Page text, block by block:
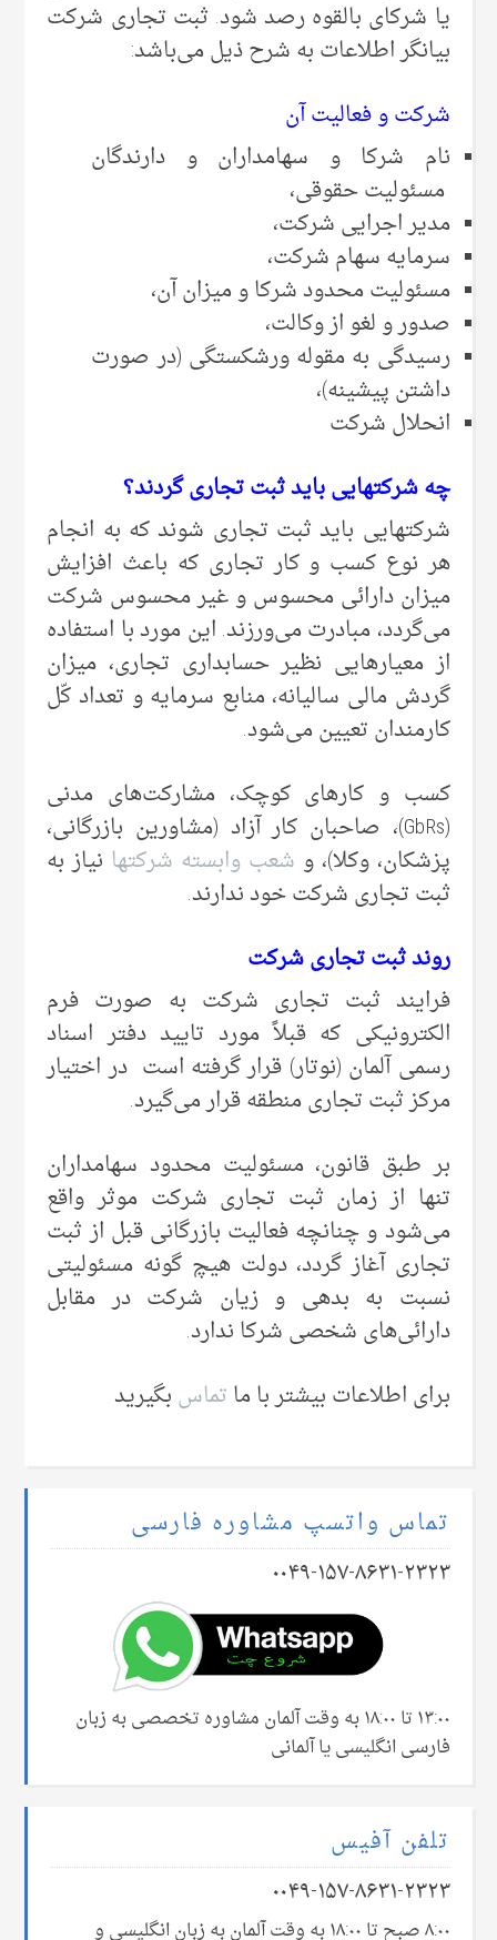
یا شرکای بالقوه رصد شود. ثبت تجاری شرکت
بیانگر اطلاعات به شرح ذیل می‌‌باشد:
شرکت و فعالیت آن
نام شرکا و سهامداران و دارندگان
مسئولیت حقوقی،
مدیر اجرایی شرکت،
سرمایه سهام شرکت،
مسئولیت محدود شرکا و میزان آن،
صدور و لغو از وکالت،
رسیدگی به مقوله ورشکستگی (در صورت
داشتن پیشینه)،
انحلال شرکت
چه شرکتهایی باید ثبت تجاری گردند؟
شرکتهایی باید ثبت تجاری شوند که به انجام
هر نوع کسب و کار تجاری که باعث افزایش
میزان دارائی محسوس و غیر محسوس شرکت
می‌‌گردد، مبادرت می‌‌ورزند. این مورد با استفاده
از معیارهایی نظیر حسابداری تجاری، میزان
گردش مالی سالیانه، منابع سرمایه و تعداد کّل
کارمندان تعیین می‌‌شود.
کسب و کارهای کوچک، مشارکت‌های مدنی
(GbRs)، صاحبان کار آزاد (مشاورین بازرگانی،
پزشکان، وکلا)، و شعب وابسته شرکتها نیاز به
ثبت تجاری شرکت خود ندارند.
روند ثبت تجاری شرکت
فرایند ثبت تجاری شرکت به صورت فرم
الکترونیکی که قبلاً مورد تایید دفتر اسناد
رسمی‌ آلمان (نوتار) قرار گرفته است در اختیار
مرکز ثبت تجاری منطقه قرار می‌گیرد.
بر طبق قانون، مسئولیت محدود سهامداران
تنها از زمان ثبت تجاری شرکت موثر واقع
می‌‌شود و چنانچه فعالیت بازرگانی قبل از ثبت
تجاری آغاز گردد، دولت هیچ گونه مسئولیتی
نسبت به بدهی و زیان شرکت در مقابل
دارائی‌های شخصی‌ شرکا ندارد.
برای اطلاعات بیشتر با ماتماسبگیرید
تماس واتسپ مشاوره فارسی
۰۰۴۹-۱۵۷-۸۶۳۱-۲۳۲۳
۱۳:۰۰ تا ۱۸:۰۰ به وقت آلمان مشاوره تخصصی به زبان
فارسی انگلیسی یا آلمانی
تلفن آفیس
۰۰۴۹-۱۵۷-۸۶۳۱-۲۳۲۳
۸:۰۰ صبح تا ۱۸:۰۰ به وقت آلمان به زبان انگلیسی و